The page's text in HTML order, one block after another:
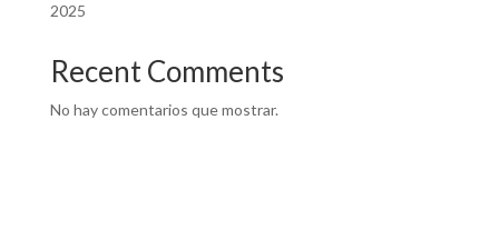
2025
Recent Comments
No hay comentarios que mostrar.